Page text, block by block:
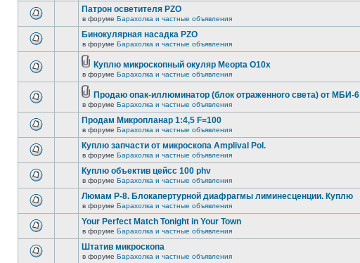
Патрон осветителя PZO
в форуме Барахолка и частные объявления
Бинокулярная насадка PZO
в форуме Барахолка и частные объявления
Куплю микроскопный окуляр Meopta O10x
в форуме Барахолка и частные объявления
Продаю опак-иллюминатор (блок отраженного света) от МБИ-6
в форуме Барахолка и частные объявления
Продам Микропланар 1:4,5 F=100
в форуме Барахолка и частные объявления
Куплю запчасти от микроскопа Amplival Pol.
в форуме Барахолка и частные объявления
Куплю объектив цейсс 100 phv
в форуме Барахолка и частные объявления
Люмам Р-8. Блокапертурной диафрагмы лиминесценции. Куплю
в форуме Барахолка и частные объявления
Your Perfect Match Tonight in Your Town
в форуме Барахолка и частные объявления
Штатив микроскопа
в форуме Барахолка и частные объявления